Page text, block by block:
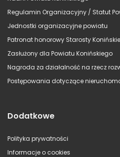
Regulamin Organizacyjny / Statut
Jednostki organizacyjne powiatu
Patronat honorowy Starosty
Zasłużony dla Powiatu Konińskiego
Nagroda za działalność na rzecz
Postępowania dotyczące
Dodatkowe
Polityka prywatności
Informacje o cookies